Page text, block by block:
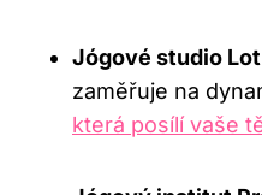
Jógové studio
zaměřuje na
která posílí vaše